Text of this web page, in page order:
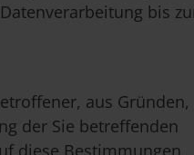
bis
aus Gründen,
der Sie betreffenden
diese Bestimmungen